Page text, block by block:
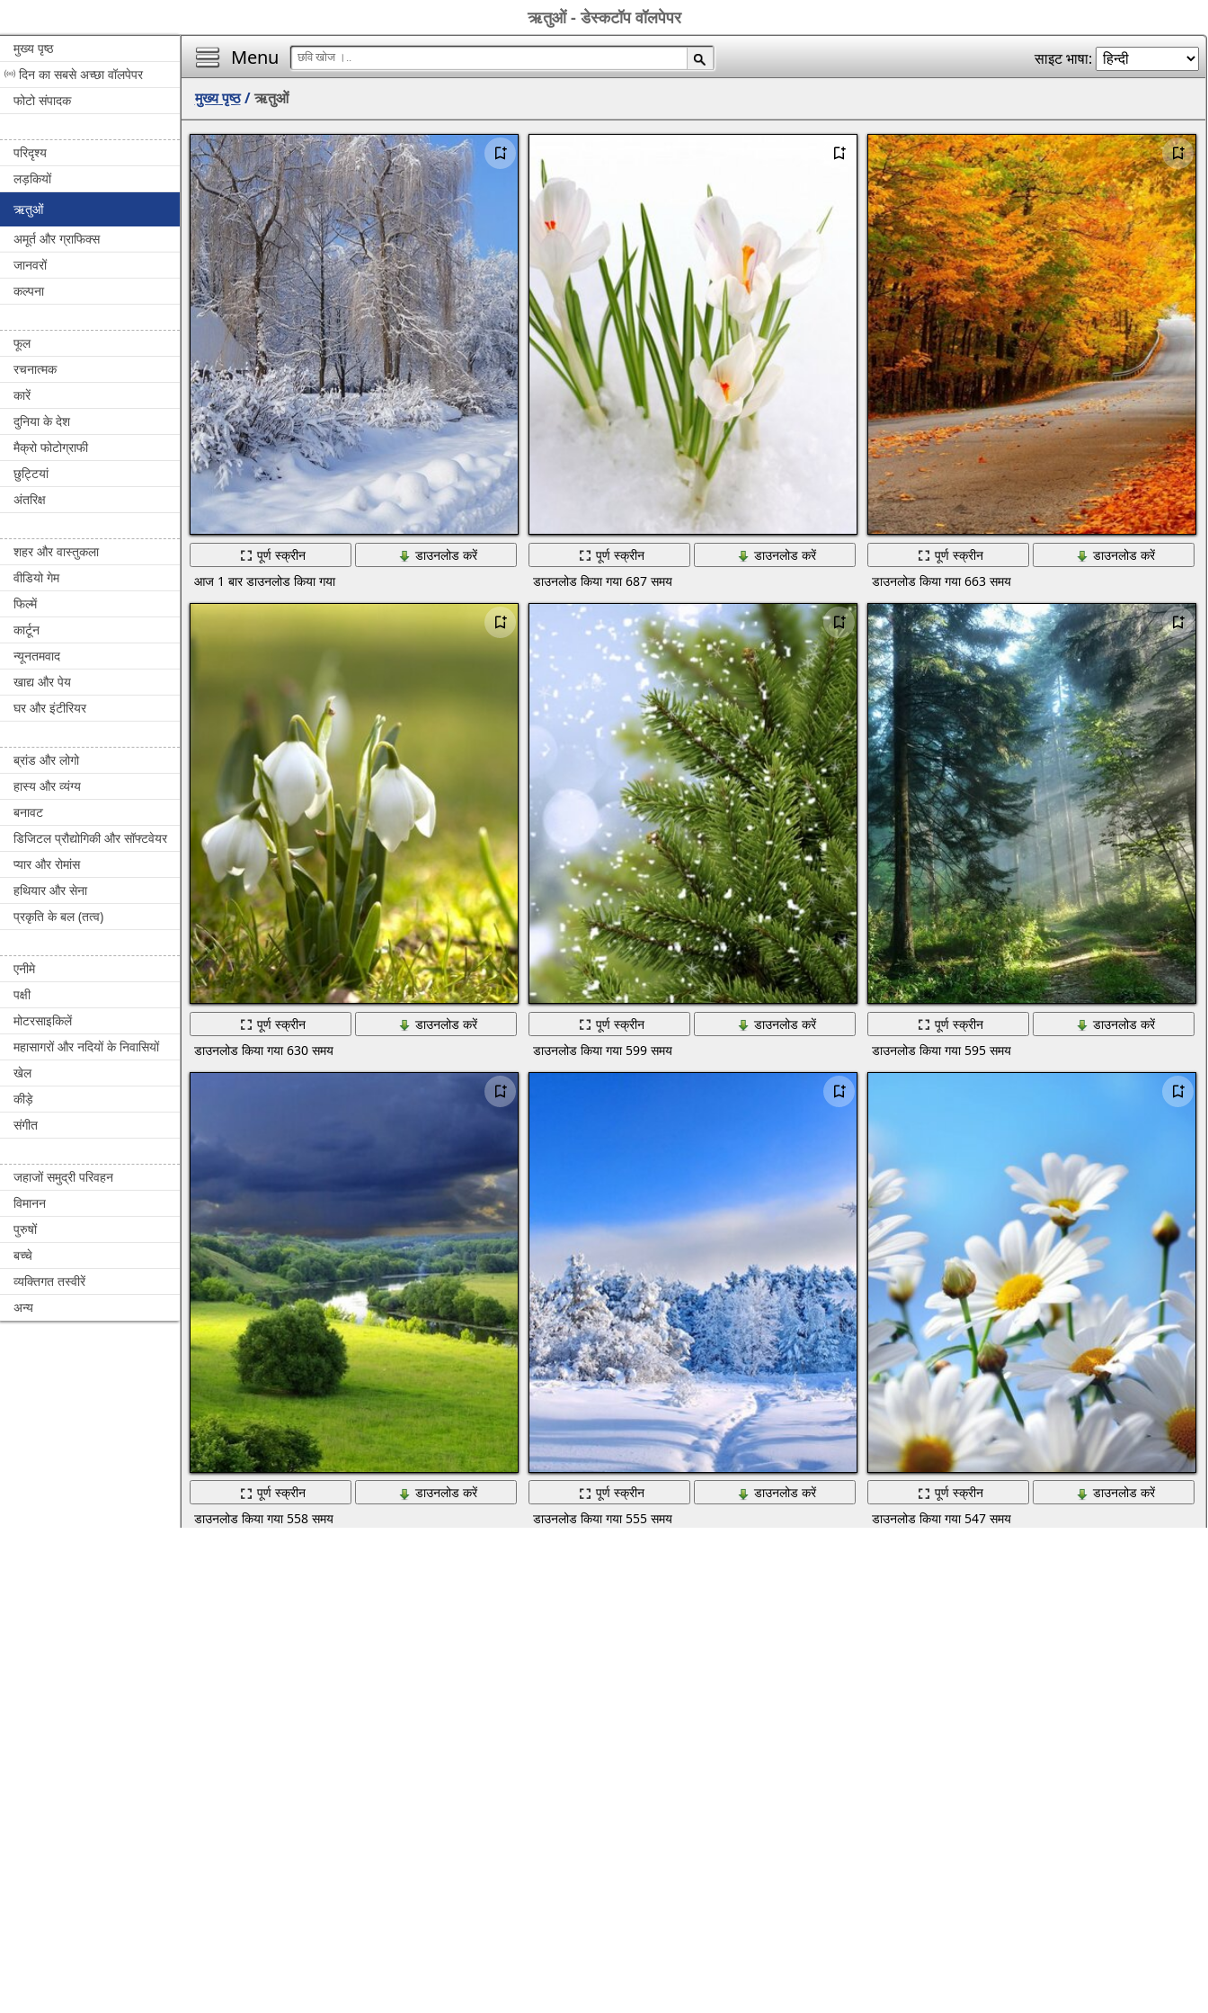
ऋतुओं - डेस्कटॉप वॉलपेपर
मुख्य पृष्ठ
दिन का सबसे अच्छा वॉलपेपर
फोटो संपादक
परिदृश्य
लड़कियों
ऋतुओं
अमूर्त और ग्राफिक्स
जानवरों
कल्पना
फूल
रचनात्मक
कारें
दुनिया के देश
मैक्रो फोटोग्राफी
छुट्टियां
अंतरिक्ष
शहर और वास्तुकला
वीडियो गेम
फिल्में
कार्टून
न्यूनतमवाद
खाद्य और पेय
घर और इंटीरियर
ब्रांड और लोगो
हास्य और व्यंग्य
बनावट
डिजिटल प्रौद्योगिकी और सॉफ्टवेयर
प्यार और रोमांस
हथियार और सेना
प्रकृति के बल (तत्व)
एनीमे
पक्षी
मोटरसाइकिलें
महासागरों और नदियों के निवासियों
खेल
कीड़े
संगीत
जहाजों समुद्री परिवहन
विमानन
पुरुषों
बच्चे
व्यक्तिगत तस्वीरें
अन्य
Menu
साइट भाषा:
मुख्य पृष्ठ/ऋतुओं
पूर्ण स्क्रीन
डाउनलोड करें
आज 1 बार डाउनलोड किया गया
पूर्ण स्क्रीन
डाउनलोड करें
डाउनलोड किया गया 687 समय
पूर्ण स्क्रीन
डाउनलोड करें
डाउनलोड किया गया 663 समय
पूर्ण स्क्रीन
डाउनलोड करें
डाउनलोड किया गया 630 समय
पूर्ण स्क्रीन
डाउनलोड करें
डाउनलोड किया गया 599 समय
पूर्ण स्क्रीन
डाउनलोड करें
डाउनलोड किया गया 595 समय
पूर्ण स्क्रीन
डाउनलोड करें
डाउनलोड किया गया 558 समय
पूर्ण स्क्रीन
डाउनलोड करें
डाउनलोड किया गया 555 समय
पूर्ण स्क्रीन
डाउनलोड करें
डाउनलोड किया गया 547 समय